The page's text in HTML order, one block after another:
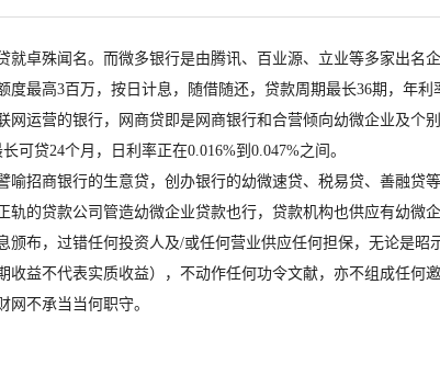
殊闻名。而微多银行是由腾讯、百业源、立业等多家出名
最高3百万，按日计息，随借随还，贷款周期最长36期，年利
营的银行，网商贷即是网商银行和合营倾向幼微企业及个
贷24个月，日利率正在0.016%到0.047%之间。
商银行的生意贷，创办银行的幼微速贷、税易贷、善融贷
的贷款公司管造幼微企业贷款也行，贷款机构也供应有幼微企
，过错任何投资人及/或任何营业供应任何担保，无论是昭
收益不代表实质收益），不动作任何功令文献，亦不组成任何
不承当当何职守。